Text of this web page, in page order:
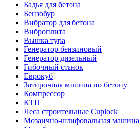
Бадья для бетона
Бензобур
Вибратор для бетона
Виброплита
Вышка тура
Генератор бензиновый
Генератор дизельный
Гибочный станок
Еврокуб
Затирочная машина по бетону
Компрессор
КТП
Леса строительные Cuplock
Мозаично-шлифовальная машина